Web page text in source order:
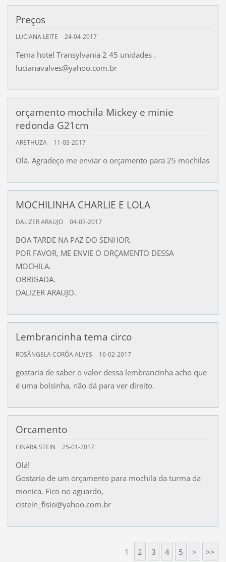
Preços
LUCIANA LEITE 24-04-2017
Tema hotel Transylvania 2 45 unidades .
lucianavalves@yahoo.com.br
orçamento mochila Mickey e minie
redonda G21cm
ARETHUZA 11-03-2017
Olá. Agradeço me enviar o orçamento para 25 mochilas
MOCHILINHA CHARLIE E LOLA
DALIZER ARAUJO 04-03-2017
BOA TARDE NA PAZ DO SENHOR,
POR FAVOR, ME ENVIE O ORÇAMENTO DESSA
MOCHILA.
OBRIGADA.
DALIZER ARAUJO.
Lembrancinha tema circo
ROSÂNGELA CORÔA ALVES 16-02-2017
gostaria de saber o valor dessa lembrancinha acho que
é uma bolsinha, não dá para ver direito.
Orcamento
CINARA STEIN 25-01-2017
Olá!
Gostaria de um orçamento para mochila da turma da
monica. Fico no aguardo,
cistein_fisio@yahoo.com.br
1 2 3 4 5 > >>